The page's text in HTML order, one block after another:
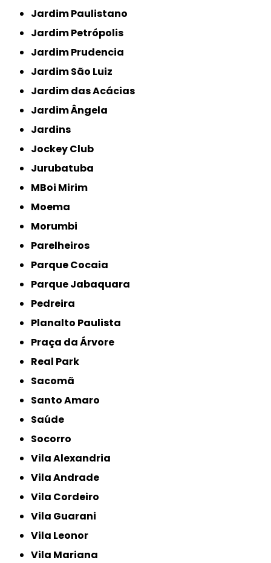
Jardim Paulistano
Jardim Petrópolis
Jardim Prudencia
Jardim São Luiz
Jardim das Acácias
Jardim Ângela
Jardins
Jockey Club
Jurubatuba
MBoi Mirim
Moema
Morumbi
Parelheiros
Parque Cocaia
Parque Jabaquara
Pedreira
Planalto Paulista
Praça da Árvore
Real Park
Sacomã
Santo Amaro
Saúde
Socorro
Vila Alexandria
Vila Andrade
Vila Cordeiro
Vila Guarani
Vila Leonor
Vila Mariana